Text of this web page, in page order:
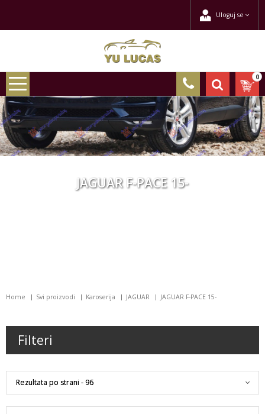
Uloguj se
0
JAGUAR F-PACE 15-
Home Svi proizvodi Karoserija JAGUAR JAGUAR F-PACE 15-
Filteri